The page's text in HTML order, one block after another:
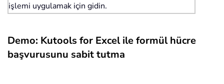
işlemi uygulamak için gidin.
Demo: Kutools for Excel ile formül hücre
başvurusunu sabit tutma